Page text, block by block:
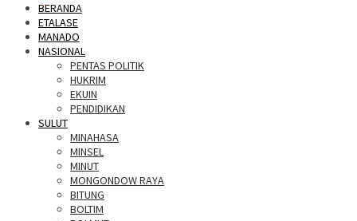
BERANDA
ETALASE
MANADO
NASIONAL
PENTAS POLITIK
HUKRIM
EKUIN
PENDIDIKAN
SULUT
MINAHASA
MINSEL
MINUT
MONGONDOW RAYA
BITUNG
BOLTIM